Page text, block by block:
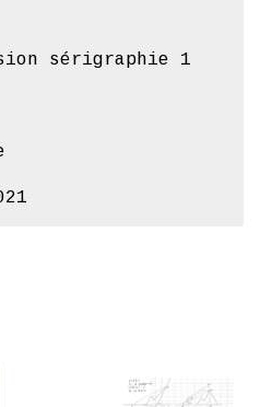
sérigraphie 1